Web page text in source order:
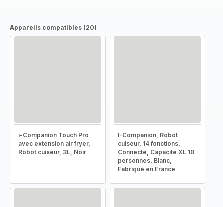
Appareils compatibles (20)
i-Companion Touch Pro
avec extension air fryer,
Robot cuiseur, 3L, Noir
I-Companion, Robot
cuiseur, 14 fonctions,
Connecté, Capacité XL 10
personnes, Blanc,
Fabriqué en France